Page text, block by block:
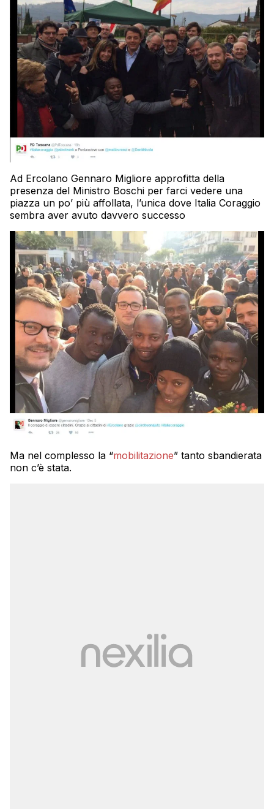
Ad Ercolano Gennaro Migliore approfitta della
presenza del Ministro Boschi per farci vedere una
piazza un po’ più affollata, l’unica dove Italia Coraggio
sembra aver avuto davvero successo
Ma nel complesso la “mobilitazione” tanto sbandierata
non c’è stata.